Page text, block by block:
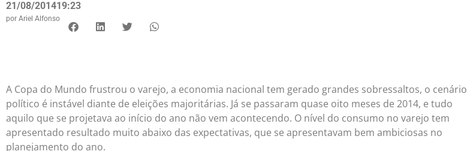
21/08/201419:23
por Ariel Alfonso
A Copa do Mundo frustrou o varejo, a economia nacional tem gerado grandes sobressaltos, o cenário
político é instável diante de eleições majoritárias. Já se passaram quase oito meses de 2014, e tudo
aquilo que se projetava ao início do ano não vem acontecendo. O nível do consumo no varejo tem
apresentado resultado muito abaixo das expectativas, que se apresentavam bem ambiciosas no
planejamento do ano.